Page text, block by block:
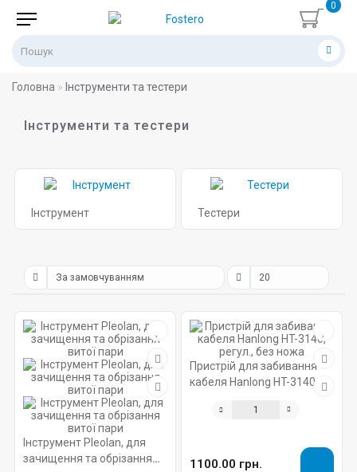
0
Головна Інструменти та тестери
Інструменти та тестери
Інструмент Тестери
Інструмент Pleolan, для
зачищення та обрізання
Пристрій для забивання
кабеля Hanlong HT-3140,
1100.00 грн.